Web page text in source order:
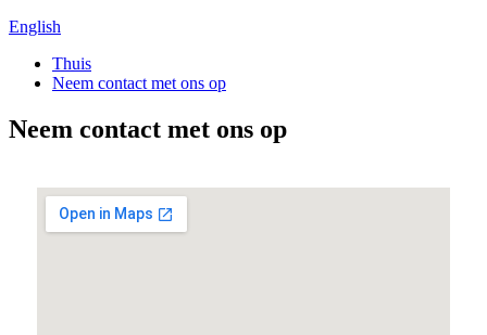
English
Thuis
Neem contact met ons op
Neem contact met ons op